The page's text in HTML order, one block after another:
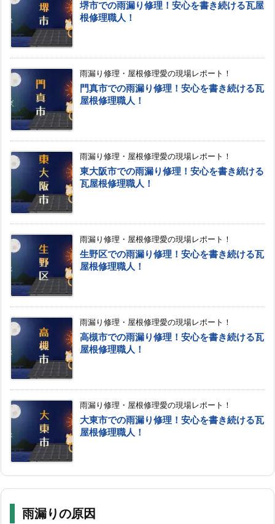
堺市での雨漏り修理！安心を書き続ける瓦屋
根修理職人！
雨漏り修理・屋根修理愛の現場レポート！
門真市での雨漏り修理！安心を書き続ける瓦
屋根修理職人！
雨漏り修理・屋根修理愛の現場レポート！
東大阪市での雨漏り修理！安心を書き続ける
瓦屋根修理職人！
雨漏り修理・屋根修理愛の現場レポート！
生野区での雨漏り修理！安心を書き続ける瓦
屋根修理職人！
雨漏り修理・屋根修理愛の現場レポート！
高槻市での雨漏り修理！安心を書き続ける瓦
屋根修理職人！
雨漏り修理・屋根修理愛の現場レポート！
大東市での雨漏り修理！安心を書き続ける瓦
屋根修理職人！
雨漏りの原因